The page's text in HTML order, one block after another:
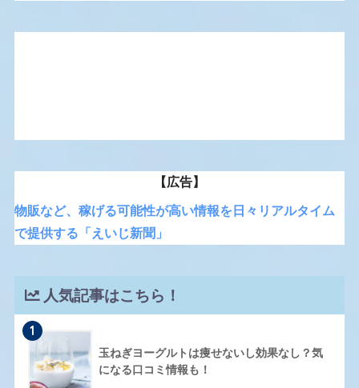
【広告】
物販など、稼げる可能性が高い情報を日々リアルタイム
で提供する「えいじ新聞」
人気記事はこちら！
1
玉ねぎヨーグルトは痩せないし効果なし？気
になる口コミ情報も！